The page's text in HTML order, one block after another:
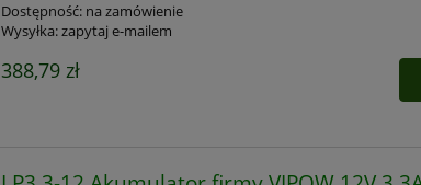
Dostępność: na zamówienie
Wysyłka:zapytaj e-mailem
388,79 zł